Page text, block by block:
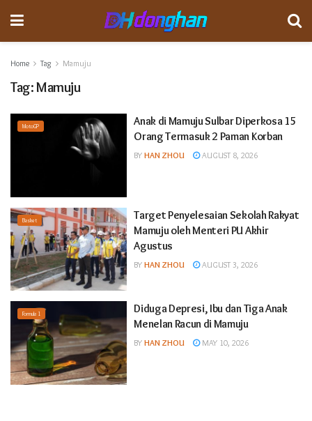
Home Tag Mamuju
Tag:Mamuju
MotoGP
Anak di Mamuju Sulbar Diperkosa 15
Orang Termasuk 2 Paman Korban
BY HAN ZHOU AUGUST 8, 2026
Basket
Target Penyelesaian Sekolah Rakyat
Mamuju oleh Menteri PU Akhir
Agustus
BY HAN ZHOU AUGUST 3, 2026
Formula 1
Diduga Depresi, Ibu dan Tiga Anak
Menelan Racun di Mamuju
BY HAN ZHOU MAY 10, 2026